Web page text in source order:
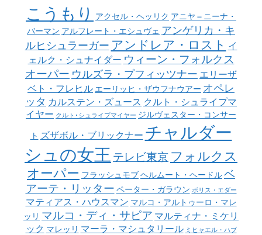
こうもり アクセル・ヘッリク アニヤ＝ニーナ・
バーマン アルフレート・エシュヴェ アンゲリカ・キ
ルヒシュラーガー アンドレア・ロスト イ
ェルク・シュナイダー ウィーン・フォルクス
オーパー ウルズラ・プフィッツナー エリーザ
ベト・フレヒル エーリッヒ・ザウフナウアー オペレ
ッタ カルステン・ズュース クルト・シュライプマ
イヤー クルト･シュライプマイヤー ジルヴェスター・コンサー
ト ズザボル・ブリックナー チャルダー
シュの女王 テレビ東京フォルクス
オーパー フラッシュモブヘルムート・ヘードルベ
アーテ・リッター ペーター・ガラウン ボリス・エダー
マティアス・ハウスマン マルコ・アルトゥーロ・マレ
ッリ マルコ・ディ・サピア マルティナ・ミケリ
ック マレッリ マーラ・マシュタリール ミヒャエル・ハブ